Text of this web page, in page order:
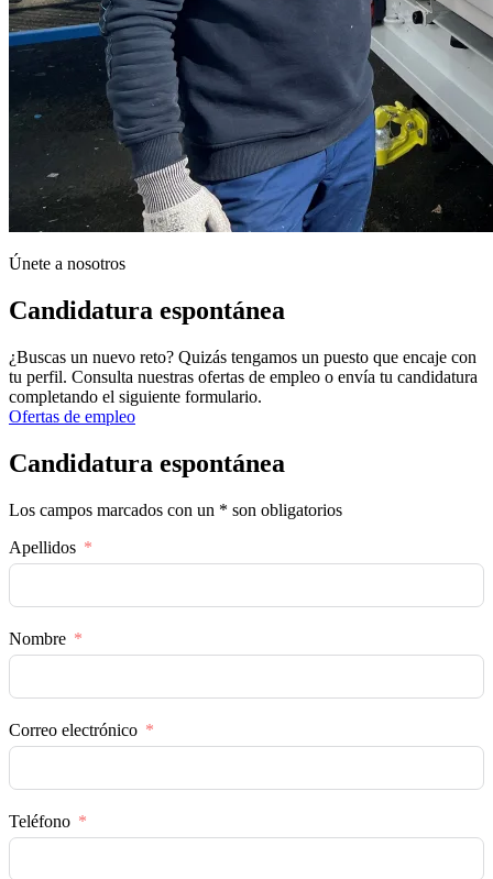
Únete a nosotros
Candidatura espontánea
¿Buscas un nuevo reto? Quizás tengamos un puesto que encaje con
tu perfil. Consulta nuestras ofertas de empleo o envía tu candidatura
completando el siguiente formulario.
Ofertas de empleo
Candidatura espontánea
Los campos marcados con un * son obligatorios
Apellidos
Nombre
Correo electrónico
Teléfono